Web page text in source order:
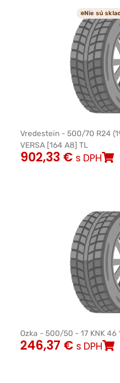
Nie sú
Vredestein - 500/70 R24
VERSA [164 A8] TL
902,33 € s DPH
Ozka - 500/50 - 17 KNK 46
246,37 € s DPH